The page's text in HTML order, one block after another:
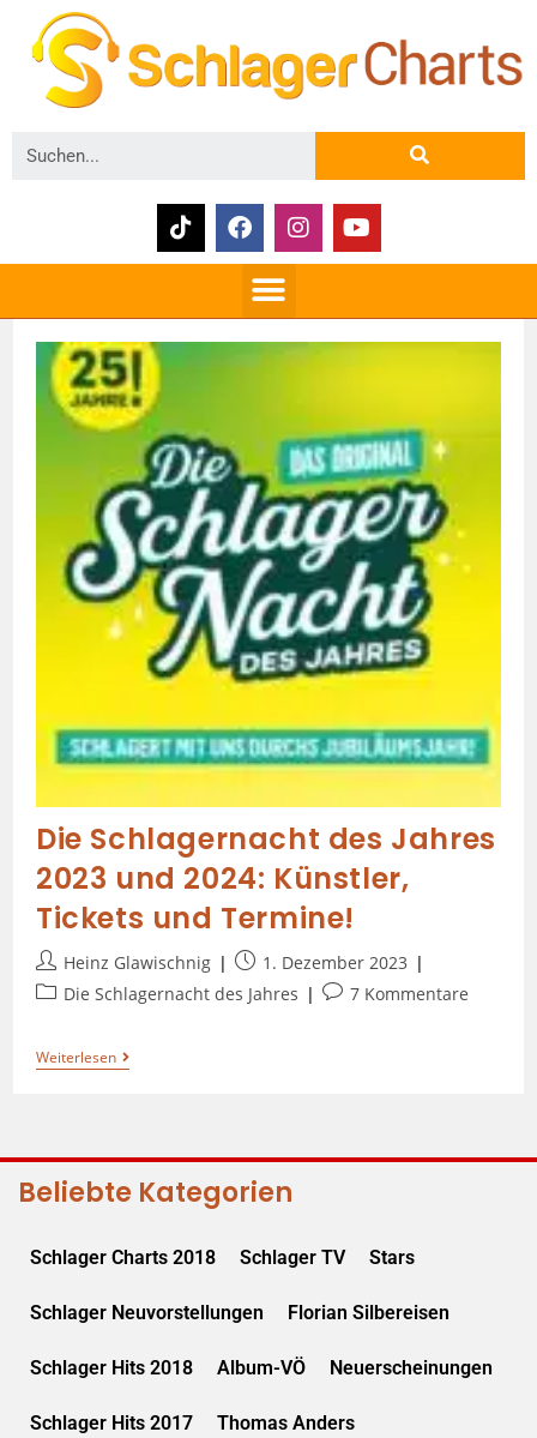
Die Schlagernacht des Jahres
2023 und 2024: Künstler,
Tickets und Termine!
Heinz Glawischnig
1. Dezember 2023
Die Schlagernacht des Jahres
7 Kommentare
Weiterlesen
Beliebte Kategorien
Schlager Charts 2018 Schlager TV Stars
Schlager Neuvorstellungen Florian Silbereisen
Schlager Hits 2018 Album-VÖ Neuerscheinungen
Schlager Hits 2017 Thomas Anders